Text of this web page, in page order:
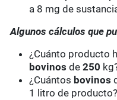
a 8 mg de
Algunos cálculos que
¿Cuánto producto
bovinos de250
¿Cuántos bovinos
1 litro de producto?